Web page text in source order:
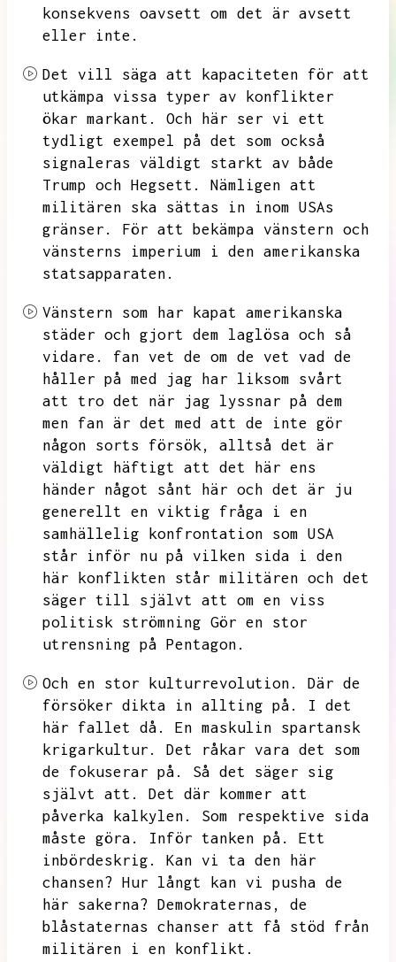
konsekvens oavsett om det är avsett
eller inte.
Det vill säga att kapaciteten för att
utkämpa vissa typer av konflikter
ökar markant.
Och här ser vi ett
tydligt exempel på det som också
signaleras väldigt starkt av både
Trump och Hegsett.
Nämligen att
militären ska sättas in inom USAs
gränser.
För att bekämpa vänstern och
vänsterns imperium i den amerikanska
statsapparaten.
Vänstern som har kapat amerikanska
städer och gjort dem laglösa och så
vidare.
fan vet de om de vet vad de
håller på med jag har liksom svårt
att tro det när jag lyssnar på dem
men fan är det med att de inte gör
någon sorts försök,
alltså det är
väldigt häftigt att det här ens
händer något sånt här och det är ju
generellt en viktig fråga i en
samhällelig konfrontation som USA
står inför nu på vilken sida i den
här konflikten står militären och det
säger till självt att om en viss
politisk strömning Gör en stor
utrensning på Pentagon.
Och en stor kulturrevolution.
Där de
försöker dikta in allting på.
I det
här fallet då.
En maskulin spartansk
krigarkultur.
Det råkar vara det som
de fokuserar på.
Så det säger sig
självt att.
Det där kommer att
påverka kalkylen.
Som respektive sida
måste göra.
Inför tanken på.
Ett
inbördeskrig.
Kan vi ta den här
chansen? Hur långt kan vi pusha de
här sakerna? Demokraternas,
de
blåstaternas chanser att få stöd från
militären i en konflikt.